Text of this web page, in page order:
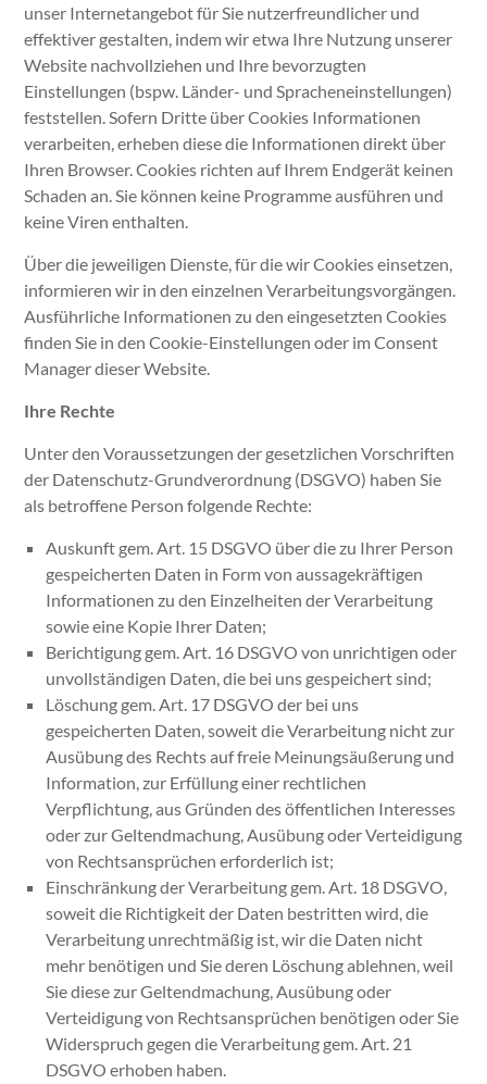
unser Internetangebot für Sie nutzerfreundlicher und
effektiver gestalten, indem wir etwa Ihre Nutzung unserer
Website nachvollziehen und Ihre bevorzugten
Einstellungen (bspw. Länder- und Spracheneinstellungen)
feststellen. Sofern Dritte über Cookies Informationen
verarbeiten, erheben diese die Informationen direkt über
Ihren Browser. Cookies richten auf Ihrem Endgerät keinen
Schaden an. Sie können keine Programme ausführen und
keine Viren enthalten.
Über die jeweiligen Dienste, für die wir Cookies einsetzen,
informieren wir in den einzelnen Verarbeitungsvorgängen.
Ausführliche Informationen zu den eingesetzten Cookies
finden Sie in den Cookie-Einstellungen oder im Consent
Manager dieser Website.
Ihre Rechte
Unter den Voraussetzungen der gesetzlichen Vorschriften
der Datenschutz-Grundverordnung (DSGVO) haben Sie
als betroffene Person folgende Rechte:
Auskunft gem. Art. 15 DSGVO über die zu Ihrer Person
gespeicherten Daten in Form von aussagekräftigen
Informationen zu den Einzelheiten der Verarbeitung
sowie eine Kopie Ihrer Daten;
Berichtigung gem. Art. 16 DSGVO von unrichtigen oder
unvollständigen Daten, die bei uns gespeichert sind;
Löschung gem. Art. 17 DSGVO der bei uns
gespeicherten Daten, soweit die Verarbeitung nicht zur
Ausübung des Rechts auf freie Meinungsäußerung und
Information, zur Erfüllung einer rechtlichen
Verpflichtung, aus Gründen des öffentlichen Interesses
oder zur Geltendmachung, Ausübung oder Verteidigung
von Rechtsansprüchen erforderlich ist;
Einschränkungder Verarbeitung gem. Art. 18 DSGVO,
soweit die Richtigkeit der Daten bestritten wird, die
Verarbeitung unrechtmäßig ist, wir die Daten nicht
mehr benötigen und Sie deren Löschung ablehnen, weil
Sie diese zur Geltendmachung, Ausübung oder
Verteidigung von Rechtsansprüchen benötigen oder Sie
Widerspruch gegen die Verarbeitung gem. Art. 21
DSGVO erhoben haben.